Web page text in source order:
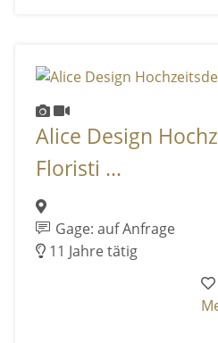
Alice Design
Floristi ...
Gage: auf Anfrage
11 Jahre tätig